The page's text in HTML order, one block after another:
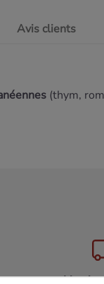
Avis clients
(thym,